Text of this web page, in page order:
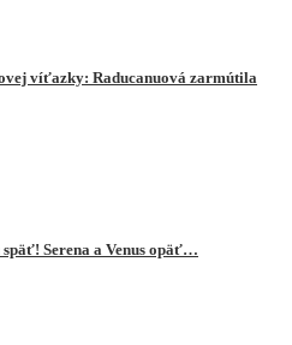
víťazky: Raducanuová zarmútila
späť! Serena a Venus opäť…